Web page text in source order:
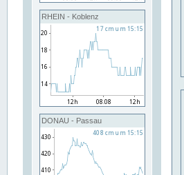
RHEIN - Koblenz
DONAU - Passau